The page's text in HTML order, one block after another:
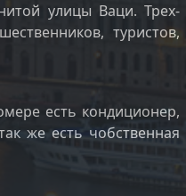
улицы Ваци. Трех-
туристов,
есть кондиционер,
же есть чобственная